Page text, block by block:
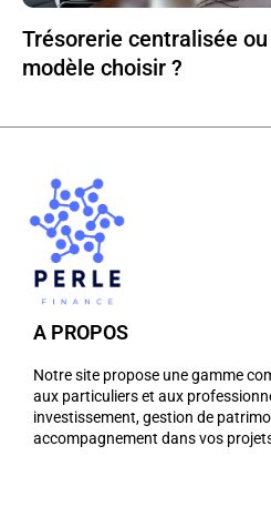
Trésorerie centralisée
modèle choisir ?
A PROPOS
Notre site propose une gamme
aux particuliers et aux
investissement, gestion de
accompagnement dans vos